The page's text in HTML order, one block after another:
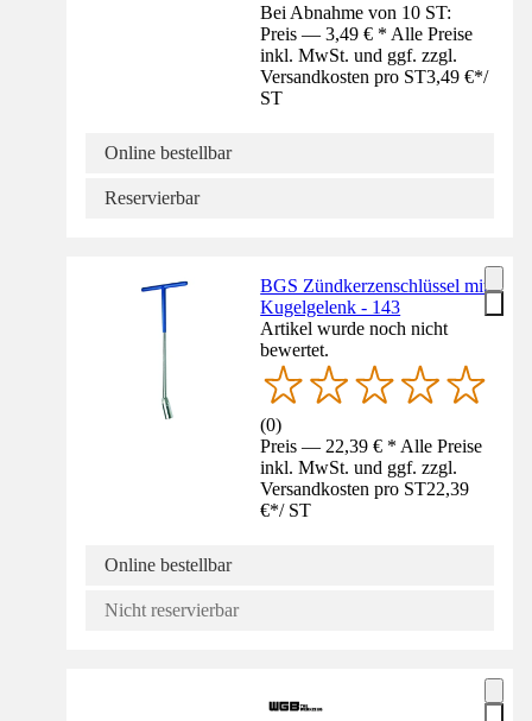
Bei Abnahme von 10 ST:
Preis — 3,49 € * Alle Preise
inkl. MwSt. und ggf. zzgl.
Versandkosten pro ST3,49 €*/
ST
Online bestellbar
Reservierbar
BGS Zündkerzenschlüssel mit
Kugelgelenk - 143
Artikel wurde noch nicht
bewertet.
(0)
Preis — 22,39 € * Alle Preise
inkl. MwSt. und ggf. zzgl.
Versandkosten pro ST22,39
€*/ ST
Online bestellbar
Nicht reservierbar